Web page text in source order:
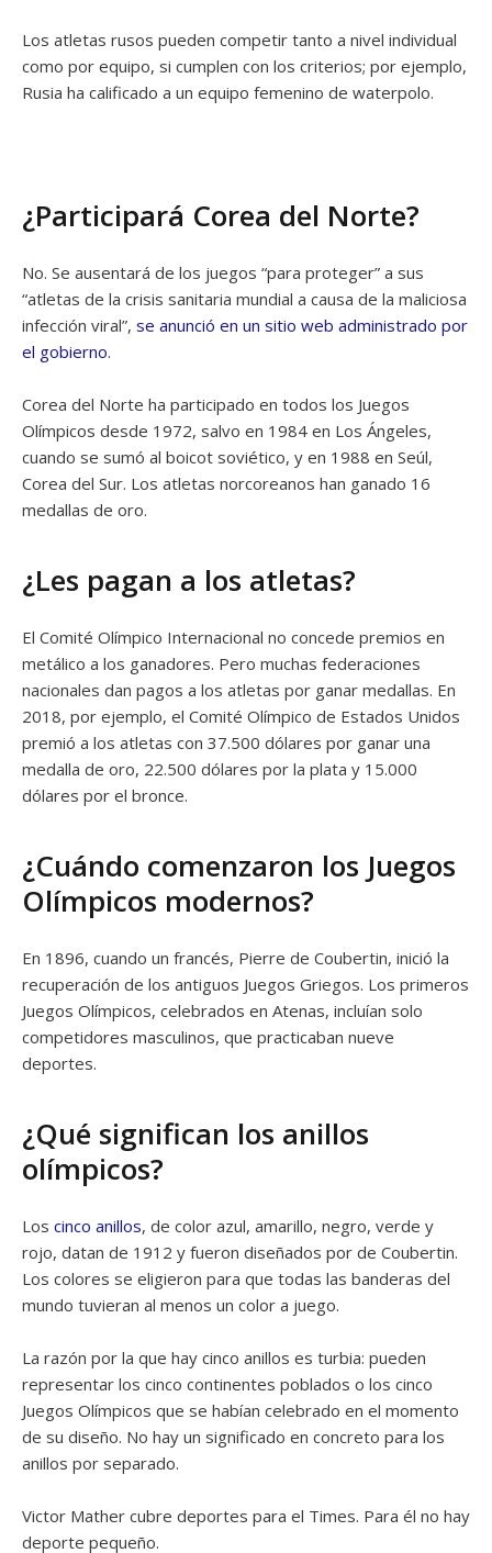
Los atletas rusos pueden competir tanto a nivel individual
como por equipo, si cumplen con los criterios; por ejemplo,
Rusia ha calificado a un equipo femenino de waterpolo.
¿Participará Corea del Norte?
No. Se ausentará de los juegos “para proteger” a sus
“atletas de la crisis sanitaria mundial a causa de la maliciosa
infección viral”, se anunció en un sitio web administrado por
el gobierno.
Corea del Norte ha participado en todos los Juegos
Olímpicos desde 1972, salvo en 1984 en Los Ángeles,
cuando se sumó al boicot soviético, y en 1988 en Seúl,
Corea del Sur. Los atletas norcoreanos han ganado 16
medallas de oro.
¿Les pagan a los atletas?
El Comité Olímpico Internacional no concede premios en
metálico a los ganadores. Pero muchas federaciones
nacionales dan pagos a los atletas por ganar medallas. En
2018, por ejemplo, el Comité Olímpico de Estados Unidos
premió a los atletas con 37.500 dólares por ganar una
medalla de oro, 22.500 dólares por la plata y 15.000
dólares por el bronce.
¿Cuándo comenzaron los Juegos
Olímpicos modernos?
En 1896, cuando un francés, Pierre de Coubertin, inició la
recuperación de los antiguos Juegos Griegos. Los primeros
Juegos Olímpicos, celebrados en Atenas, incluían solo
competidores masculinos, que practicaban nueve
deportes.
¿Qué significan los anillos
olímpicos?
Los cinco anillos, de color azul, amarillo, negro, verde y
rojo, datan de 1912 y fueron diseñados por de Coubertin.
Los colores se eligieron para que todas las banderas del
mundo tuvieran al menos un color a juego.
La razón por la que hay cinco anillos es turbia: pueden
representar los cinco continentes poblados o los cinco
Juegos Olímpicos que se habían celebrado en el momento
de su diseño. No hay un significado en concreto para los
anillos por separado.
Victor Mather cubre deportes para el Times. Para él no hay
deporte pequeño.